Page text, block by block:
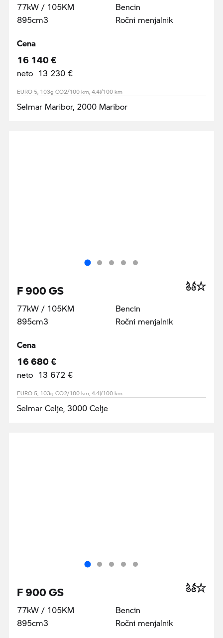
77kW / 105KM
895cm3
Bencin
Ročni menjalnik
Cena
16 140 €
neto 13 230 €
EURO 5, 103g CO2/100 km, 4.4l/100 km
Selmar Maribor, 2000 Maribor
F 900 GS
77kW / 105KM
895cm3
Bencin
Ročni menjalnik
Cena
16 680 €
neto 13 672 €
EURO 5, 103g CO2/100 km, 4.4l/100 km
Selmar Celje, 3000 Celje
F 900 GS
77kW / 105KM
895cm3
Bencin
Ročni menjalnik